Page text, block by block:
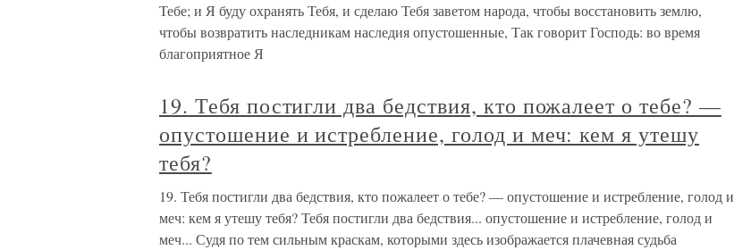
Тебе; и Я буду охранять Тебя, и сделаю Тебя заветом народа, чтобы восстановить землю,
чтобы возвратить наследникам наследия опустошенные, Так говорит Господь: во время
благоприятное Я
19. Тебя постигли два бедствия, кто пожалеет о тебе? —
опустошение и истребление, голод и меч: кем я утешу
тебя?
19. Тебя постигли два бедствия, кто пожалеет о тебе? — опустошение и истребление, голод и
меч: кем я утешу тебя? Тебя постигли два бедствия... опустошение и истребление, голод и
меч... Судя по тем сильным краскам, которыми здесь изображается плачевная судьба